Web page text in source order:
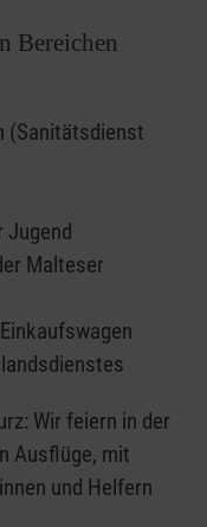
Bereichen
(Sanitätsdienst
Jugend
Malteser
Wir feiern in der
Ausflüge, mit
und Helfern